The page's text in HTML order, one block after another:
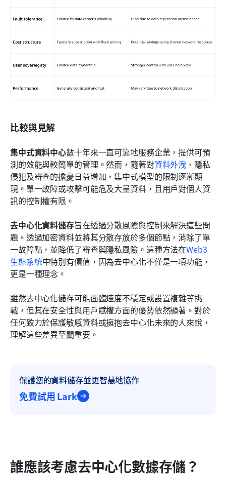
比較與見解
集中式資料中心數十年來一直可靠地服務企業，提供可預
測的效能與較簡單的管理。然而，隨著對資料外洩 、隱私
侵犯及審查的擔憂日益增加，集中式模型的限制逐漸顯
現。單一故障或攻擊可能危及大量資料，且用戶對個人資
訊的控制權有限。
去中心化資料儲存旨在透過分散風險與控制來解決這些問
題。透過加密資料並將其分散存放於多個節點，消除了單
一故障點，並降低了審查與隱私風險。這種方法在Web3
生態系統中特別有價值，因為去中心化不僅是一項功能，
更是一種理念。
雖然去中心化儲存可能面臨速度不穩定或設置複雜等挑
戰，但其在安全性與用戶賦權方面的優勢依然顯著。對於
任何致力於保護敏感資料或擁抱去中心化未來的人來說，
理解這些差異至關重要。
保護您的資料儲存並更智慧地協作
免費試用 Lark
誰應該考慮去中心化數據存儲？